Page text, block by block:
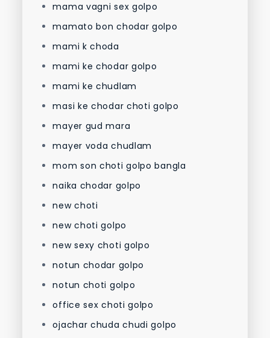
mama vagni sex golpo
mamato bon chodar golpo
mami k choda
mami ke chodar golpo
mami ke chudlam
masi ke chodar choti golpo
mayer gud mara
mayer voda chudlam
mom son choti golpo bangla
naika chodar golpo
new choti
new choti golpo
new sexy choti golpo
notun chodar golpo
notun choti golpo
office sex choti golpo
ojachar chuda chudi golpo